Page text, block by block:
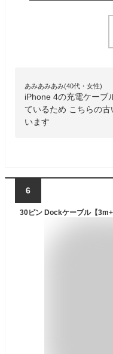
あみあみあみ(40代・女性)
iPhone 4の充電ケーブ
ているため こちらの
います
6